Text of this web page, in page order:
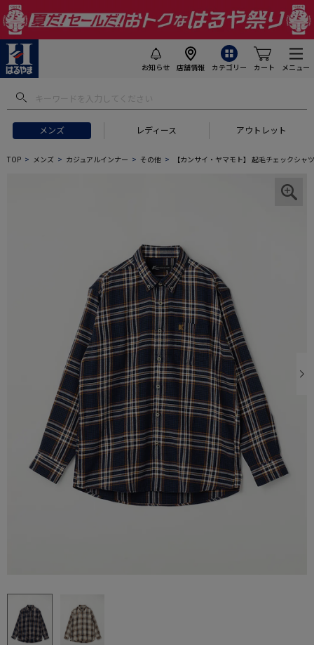
お知らせ 店舗情報 カテゴリー カート メニュー
メンズ レディース アウトレット
TOP メンズ カジュアルインナー その他 【カンサイ・ヤマモト】 起毛チェックシ